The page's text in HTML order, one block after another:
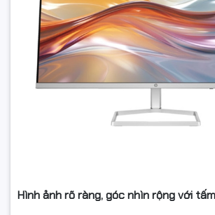
Hình ảnh rõ ràng, góc nhìn rộng với